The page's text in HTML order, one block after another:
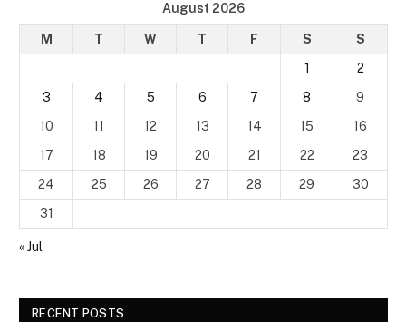
August 2026
M T W T F S
S
1
2
3
4 5 6 7 8
9
10
11 12 13 14 15
16
17
18 19 20 21 22
23
24
25 26 27 28 29
30
31
« Jul
RECENT POSTS